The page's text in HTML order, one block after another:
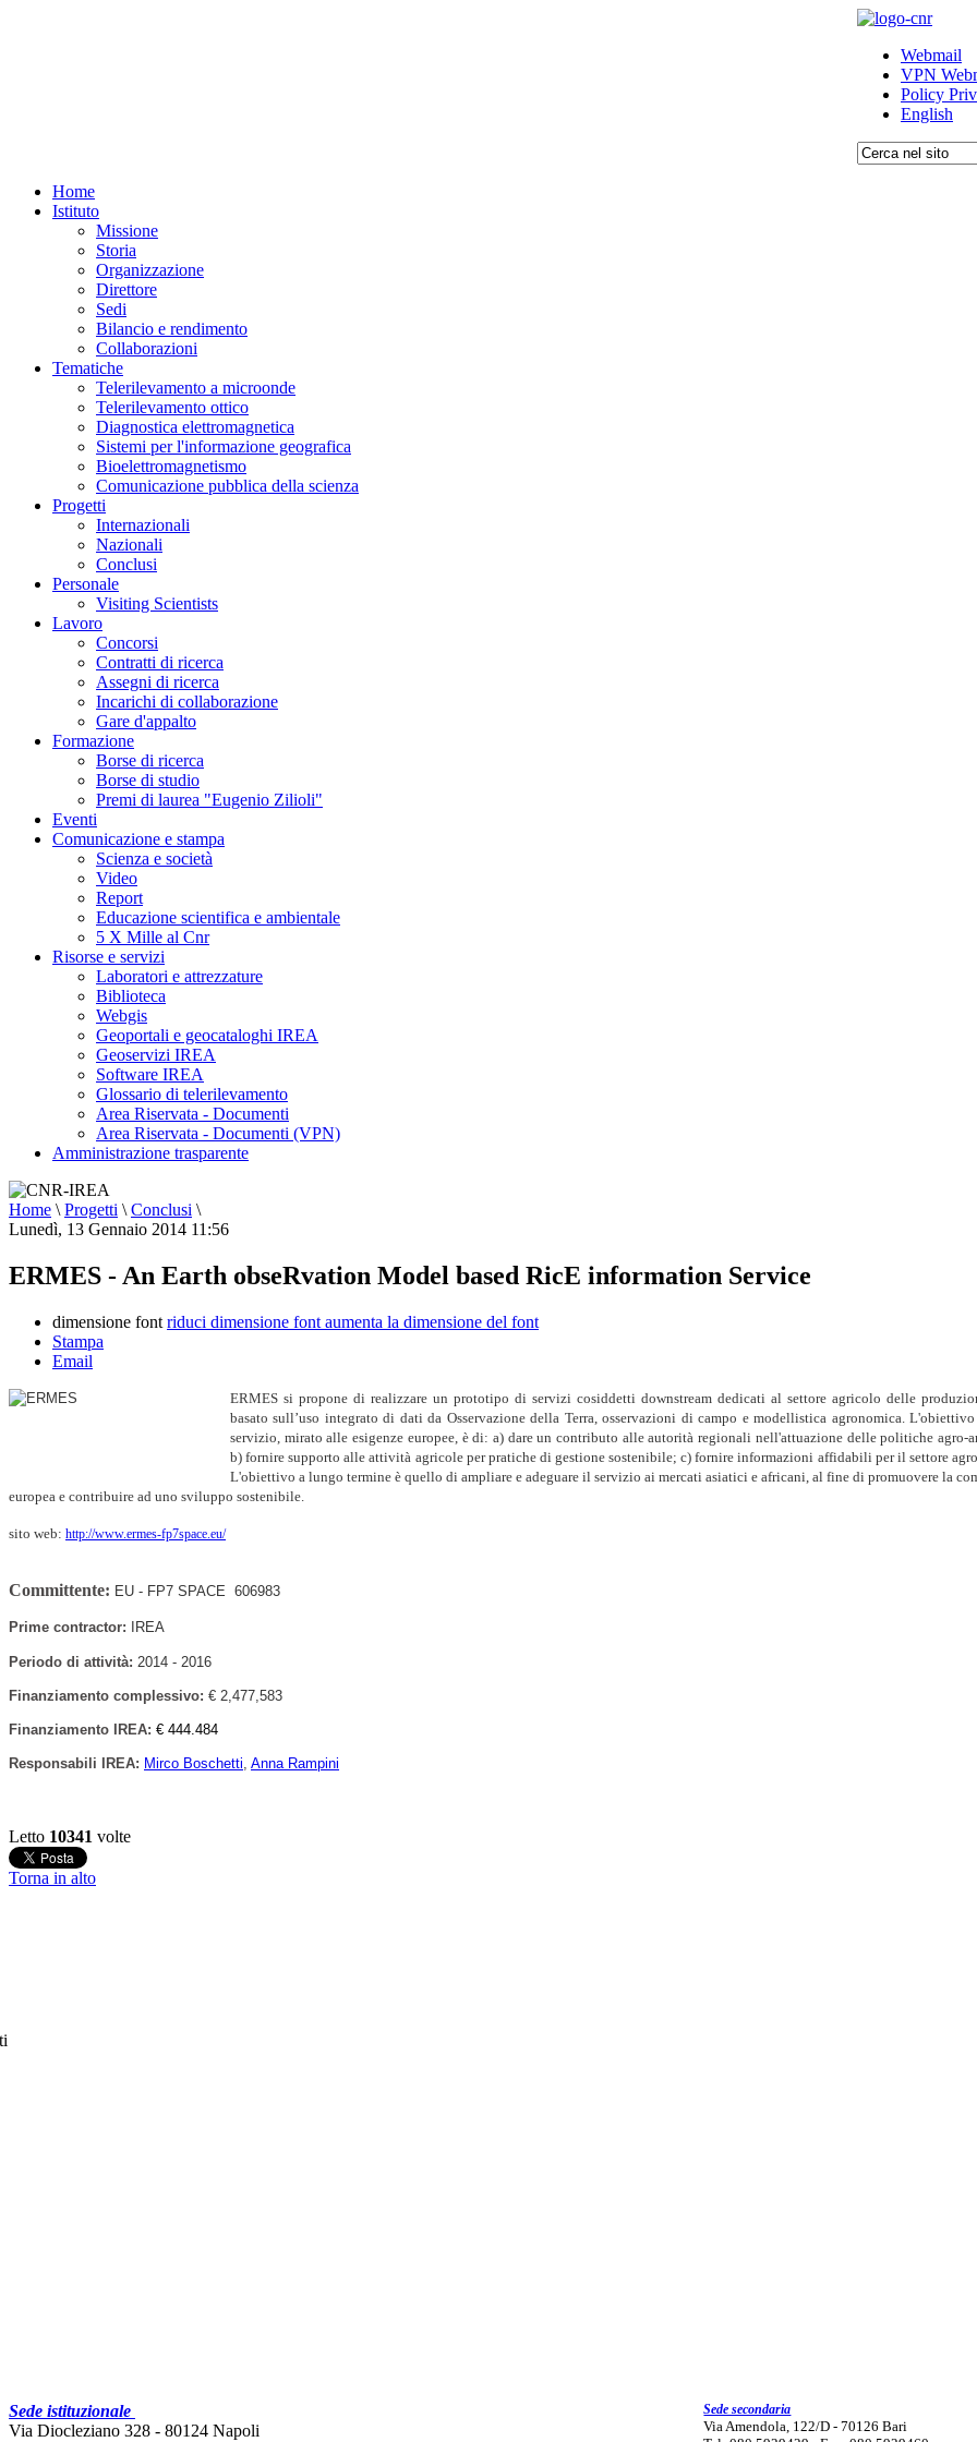
Webmail
VPN
Policy
English
Home
Istituto
Missione
Storia
Organizzazione
Direttore
Sedi
Bilancio e rendimento
Collaborazioni
Tematiche
Telerilevamento a microonde
Telerilevamento ottico
Diagnostica elettromagnetica
Sistemi per l'informazione geografica
Bioelettromagnetismo
Comunicazione pubblica della scienza
Progetti
Internazionali
Nazionali
Conclusi
Personale
Visiting Scientists
Lavoro
Concorsi
Contratti di ricerca
Assegni di ricerca
Incarichi di collaborazione
Gare d'appalto
Formazione
Borse di ricerca
Borse di studio
Premi di laurea "Eugenio Zilioli"
Eventi
Comunicazione e stampa
Scienza e società
Video
Report
Educazione scientifica e ambientale
5 X Mille al Cnr
Risorse e servizi
Laboratori e attrezzature
Biblioteca
Webgis
Geoportali e geocataloghi IREA
Geoservizi IREA
Software IREA
Glossario di telerilevamento
Area Riservata - Documenti
Area Riservata - Documenti (VPN)
Amministrazione trasparente
Home \ Progetti \ Conclusi \
Lunedì, 13 Gennaio 2014 11:56
ERMES - An Earth obseRvation Model based RicE information Service
dimensione font riduci dimensione font aumenta la dimensione del font
Stampa
Email
ERMES si propone di realizzare un prototipo di servizi cosiddetti downstream dedicati al settore agricolo delle
basato sull’uso integrato di dati da Osservazione della Terra, osservazioni di campo e modellistica agronomica.
servizio, mirato alle esigenze europee, è di: a) dare un contributo alle autorità regionali nell'attuazione delle politiche agro-
b) fornire supporto alle attività agricole per pratiche di gestione sostenibile; c) fornire informazioni affidabili per il settore
L'obiettivo a lungo termine è quello di ampliare e adeguare il servizio ai mercati asiatici e africani, al fine di promuovere la
europea e contribuire ad uno sviluppo sostenibile.
sito web: http://www.ermes-fp7space.eu/
Committente: EU - FP7 SPACE 606983
Prime contractor: IREA
Periodo di attività: 2014 - 2016
Finanziamento complessivo: € 2,477,583
Finanziamento IREA: € 444.484
Responsabili IREA: Mirco Boschetti Anna Rampini
Letto 10341 volte
Torna in alto
Sede istituzionale
Via Diocleziano 328 - 80124 Napoli
Sede secondaria
Via Amendola, 122/D - 70126 Bari